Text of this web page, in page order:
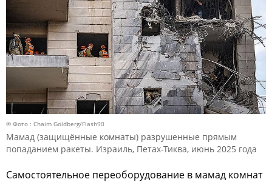
© Фото : Chaim Goldberg/Flash90
Мамад (защищённые комнаты) разрушенные прямым
попаданием ракеты. Израиль, Петах-Тиква, июнь 2025 года
Самостоятельное переоборудование в мамад комнат